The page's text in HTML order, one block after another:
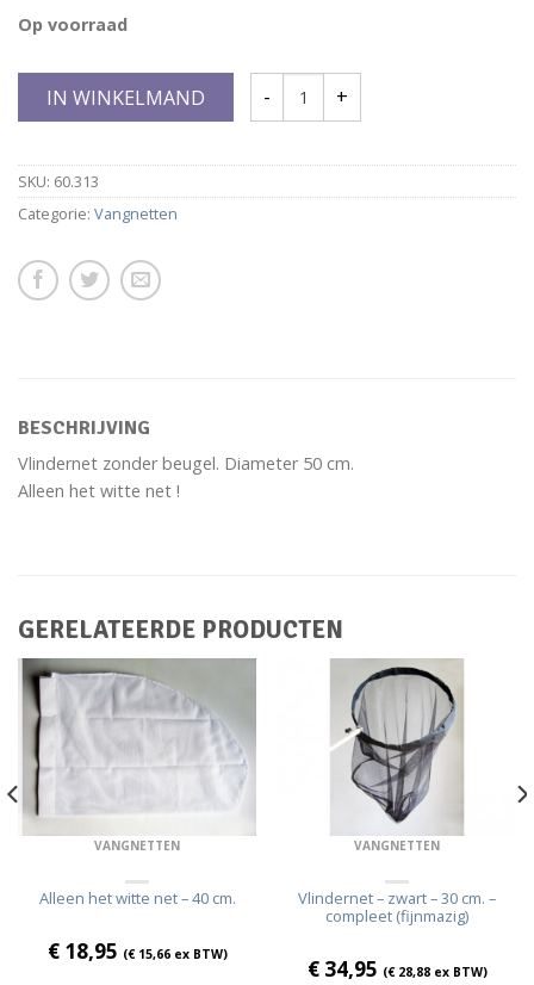
Op voorraad
IN WINKELMAND
SKU: 60.313
Categorie: Vangnetten
BESCHRIJVING
Vlindernet zonder beugel. Diameter 50 cm.
Alleen het witte net !
GERELATEERDE PRODUCTEN
VANGNETTEN
Alleen het witte net – 40 cm.
€18,95 (€15,66ex BTW)
VANGNETTEN
Vlindernet – zwart – 30 cm. –
compleet (fijnmazig)
€34,95 (€28,88ex BTW)